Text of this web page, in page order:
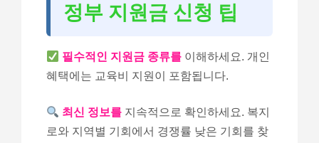
정부 지원금 신청 팁
필수적인 지원금 종류를 이해하세요. 개인
혜택에는 교육비 지원이 포함됩니다.
최신 정보를 지속적으로 확인하세요. 복지
로와 지역별 기회에서 경쟁률 낮은 기회를 찾